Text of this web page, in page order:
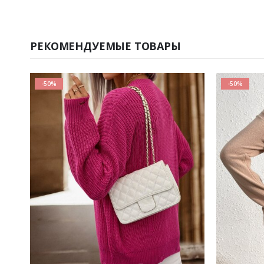
РЕКОМЕНДУЕМЫЕ ТОВАРЫ
-50% -50%